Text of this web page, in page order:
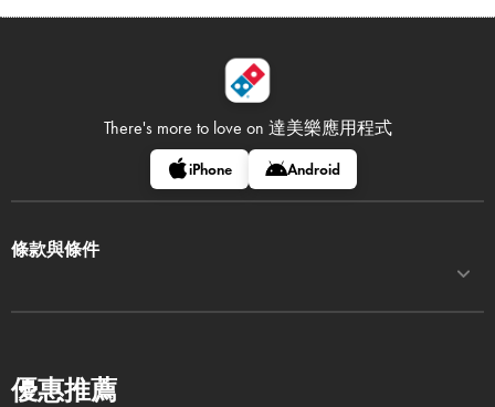
There's more to love on 達美樂應用程式
iPhone Android
條款與條件
優惠推薦